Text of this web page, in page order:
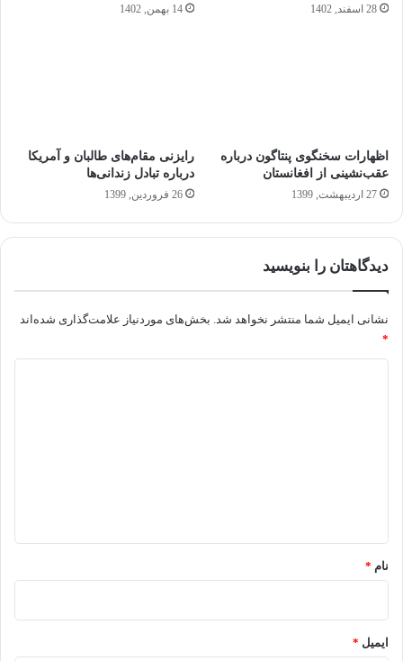
28 اسفند, 1402 14 بهمن, 1402
اظهارات سخنگوی پنتاگون درباره
عقب‌نشینی از افغانستان
27 اردیبهشت, 1399
رایزنی مقام‌های طالبان و آمریکا
درباره تبادل زندانی‌ها
26 فروردین, 1399
دیدگاهتان را بنویسید
نشانی ایمیل شما منتشر نخواهد شد. بخش‌های موردنیاز علامت‌گذاری شده‌اند
*
نام *
ایمیل *